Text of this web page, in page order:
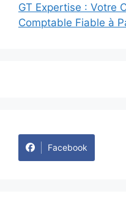
GT Expertise : Votre
Comptable Fiable à
Facebook